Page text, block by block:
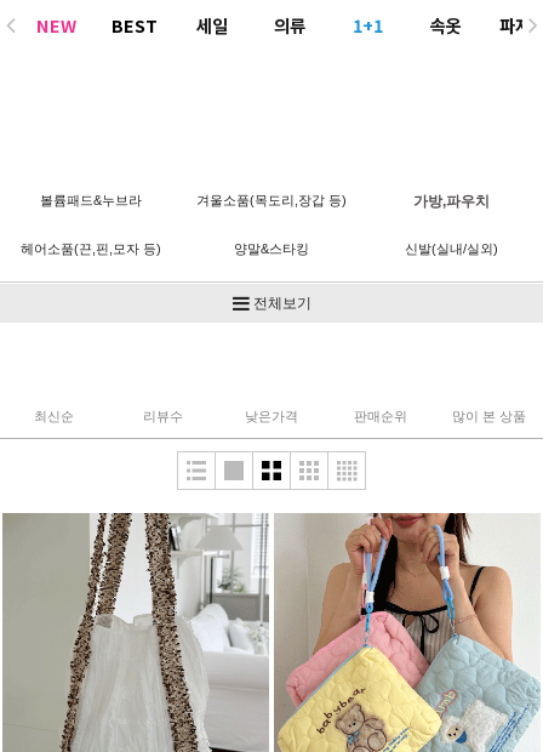
NEW BEST 세일 의류 1+1 속옷
파자
볼륨패드&누브라 겨울소품(목도리,장갑 등) 가방,파우치
헤어소품(끈,핀,모자 등) 양말&스타킹 신발(실내/실외)
전체보기
최신순 리뷰수 낮은가격 판매순위 많이 본 상품